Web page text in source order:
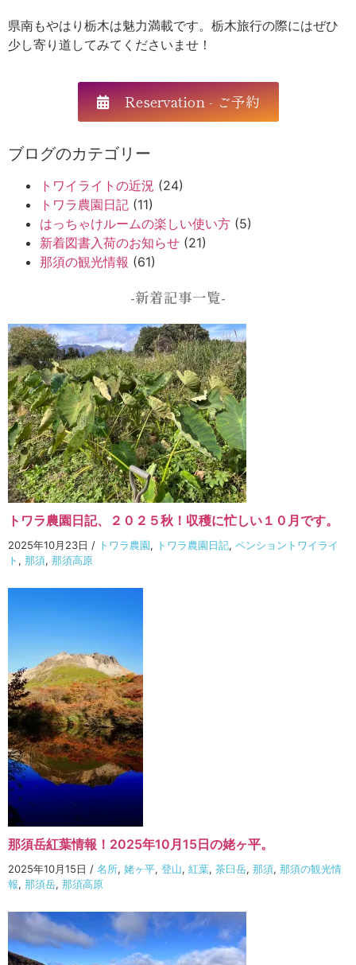
県南もやはり栃木は魅力満載です。栃木旅行の際にはぜひ
少し寄り道してみてくださいませ！
Reservation - ご予約
ブログのカテゴリー
トワイライトの近況 (24)
トワラ農園日記 (11)
はっちゃけルームの楽しい使い方 (5)
新着図書入荷のお知らせ (21)
那須の観光情報 (61)
-新着記事一覧-
トワラ農園日記、２０２５秋！収穫に忙しい１０月です。
2025年10月23日 / トワラ農園, トワラ農園日記, ペンショントワイライ
ト , 那須, 那須高原
那須岳紅葉情報！2025年10月15日の姥ヶ平。
2025年10月15日 / 名所, 姥ヶ平, 登山, 紅葉, 茶臼岳, 那須, 那須の観光情
報, 那須岳, 那須高原